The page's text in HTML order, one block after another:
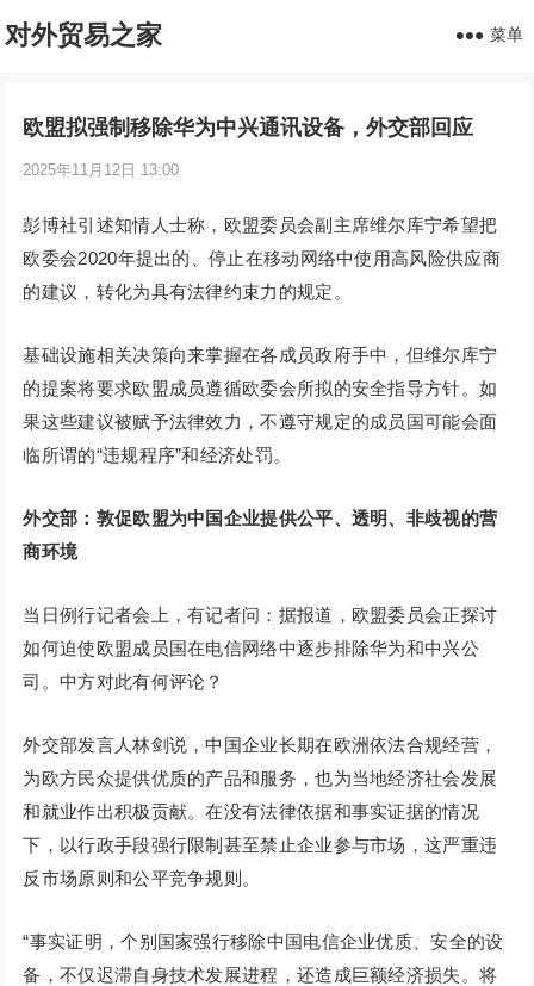
对外贸易之家 菜单
欧盟拟强制移除华为中兴通讯设备，外交部回应
2025年11月12日 13:00
彭博社引述知情人士称，欧盟委员会副主席维尔库宁希望把
欧委会2020年提出的、停止在移动网络中使用高风险供应商
的建议，转化为具有法律约束力的规定。
基础设施相关决策向来掌握在各成员政府手中，但维尔库宁
的提案将要求欧盟成员遵循欧委会所拟的安全指导方针。如
果这些建议被赋予法律效力，不遵守规定的成员国可能会面
临所谓的“违规程序”和经济处罚。
外交部：敦促欧盟为中国企业提供公平、透明、非歧视的营
商环境
当日例行记者会上，有记者问：据报道，欧盟委员会正探讨
如何迫使欧盟成员国在电信网络中逐步排除华为和中兴公
司。中方对此有何评论？
外交部发言人林剑说，中国企业长期在欧洲依法合规经营，
为欧方民众提供优质的产品和服务，也为当地经济社会发展
和就业作出积极贡献。在没有法律依据和事实证据的情况
下，以行政手段强行限制甚至禁止企业参与市场，这严重违
反市场原则和公平竞争规则。
“事实证明，个别国家强行移除中国电信企业优质、安全的设
备，不仅迟滞自身技术发展进程，还造成巨额经济损失。将